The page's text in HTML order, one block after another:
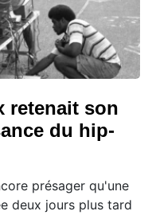
retenait son
du hip-
présager qu'une
deux jours plus tard